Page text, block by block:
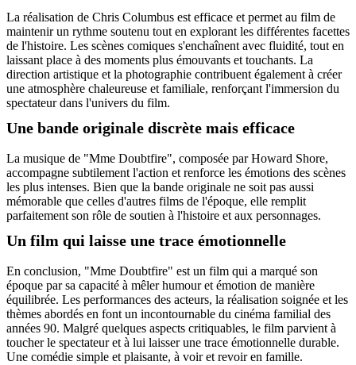
La réalisation de Chris Columbus est efficace et permet au film de
maintenir un rythme soutenu tout en explorant les différentes facettes
de l'histoire. Les scènes comiques s'enchaînent avec fluidité, tout en
laissant place à des moments plus émouvants et touchants. La
direction artistique et la photographie contribuent également à créer
une atmosphère chaleureuse et familiale, renforçant l'immersion du
spectateur dans l'univers du film.
Une bande originale discrète mais efficace
La musique de "Mme Doubtfire", composée par Howard Shore,
accompagne subtilement l'action et renforce les émotions des scènes
les plus intenses. Bien que la bande originale ne soit pas aussi
mémorable que celles d'autres films de l'époque, elle remplit
parfaitement son rôle de soutien à l'histoire et aux personnages.
Un film qui laisse une trace émotionnelle
En conclusion, "Mme Doubtfire" est un film qui a marqué son
époque par sa capacité à mêler humour et émotion de manière
équilibrée. Les performances des acteurs, la réalisation soignée et les
thèmes abordés en font un incontournable du cinéma familial des
années 90. Malgré quelques aspects critiquables, le film parvient à
toucher le spectateur et à lui laisser une trace émotionnelle durable.
Une comédie simple et plaisante, à voir et revoir en famille.